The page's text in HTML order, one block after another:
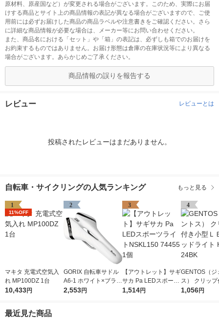
原材料、原産国など）が変更される場合がございます。このため、実際にお届
けする商品とサイト上の商品情報の表記が異なる場合がございますので、ご使
用前には必ずお届けした商品の商品ラベルや注意書きをご確認ください。さら
に詳細な商品情報が必要な場合は、メーカー等にお問い合わせください。
また、商品名における「セット」や「箱」の表記は、必ずしも箱でのお届けを
お約束するものではありません。お届け形態は倉庫の在庫状況等により異なる
場合がございます。あらかじめご了承ください。
商品情報の誤りを報告する
レビュー レビューとは
投稿されたレビューはまだありません。
自転車・サイクリングの人気ランキング もっと見る
1
11%OFF
マキタ 充電式空気入
れ MP100DZ 1台
10,433円
2
GORIX 自転車サドル
A6-1 ホワイト×ブラッ
ク 1個（直送品）
2,553円
3
【アウトレット】サギ
サカ Pa LEDスポーツ
ライトNSKL150 7445
1,514円
4
GENTOS（ジ
ス） クリッ
型ＬＥＤヘッ
1,056円
最近見た商品